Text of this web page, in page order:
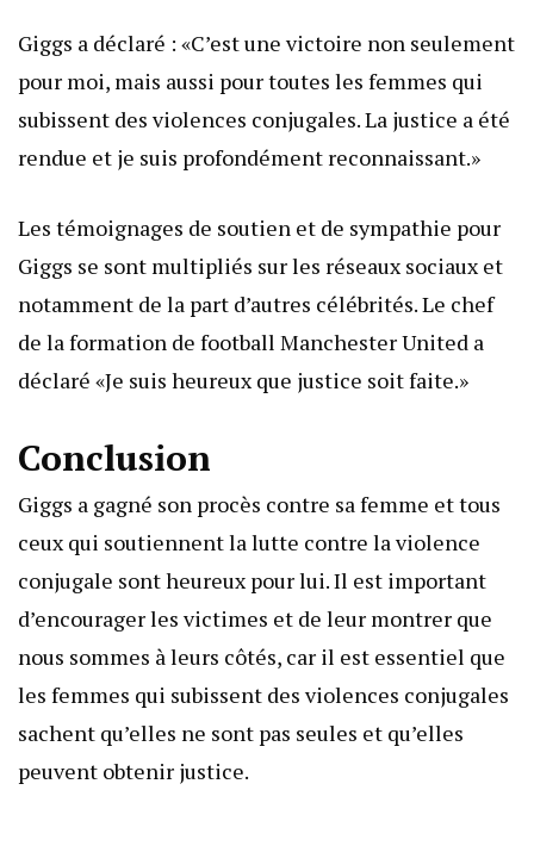
Giggs a déclaré : «C’est une victoire non seulement
pour moi, mais aussi pour toutes les femmes qui
subissent des violences conjugales. La justice a été
rendue et je suis profondément reconnaissant.»
Les témoignages de soutien et de sympathie pour
Giggs se sont multipliés sur les réseaux sociaux et
notamment de la part d’autres célébrités. Le chef
de la formation de football Manchester United a
déclaré «Je suis heureux que justice soit faite.»
Conclusion
Giggs a gagné son procès contre sa femme et tous
ceux qui soutiennent la lutte contre la violence
conjugale sont heureux pour lui. Il est important
d’encourager les victimes et de leur montrer que
nous sommes à leurs côtés, car il est essentiel que
les femmes qui subissent des violences conjugales
sachent qu’elles ne sont pas seules et qu’elles
peuvent obtenir justice.